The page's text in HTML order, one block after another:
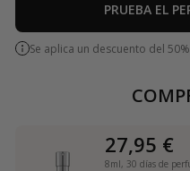
PRUEBA EL
Se aplica un descuento del 50%
27,95 €
8ml, 30 días de